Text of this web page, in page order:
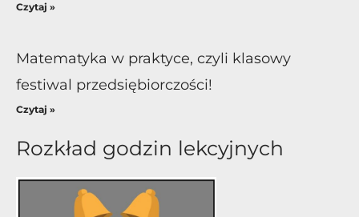
Czytaj »
Matematyka w praktyce, czyli klasowy
festiwal przedsiębiorczości!
Czytaj »
Rozkład godzin lekcyjnych